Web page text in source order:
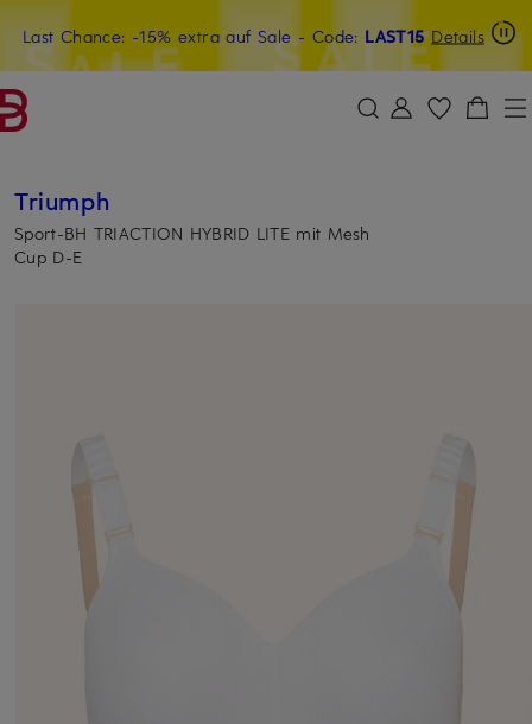
ZUM HAUPTINHALT ÜBERSPRINGEN ZUM SUCHFELD ÜBERSPRINGEN
Last Chance: -15% extra auf Sale- Code: LAST15 Details
15€-Willkommensgutschein mit Beyond sichern
Triumph
Sport-BH TRIACTION HYBRID LITE mit Mesh
Cup D-E